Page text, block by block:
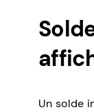
Un solde